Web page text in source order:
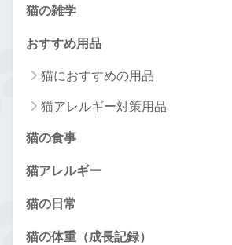
猫の雑学
おすすめ用品
猫におすすめの用品
猫アレルギー対策用品
猫の食事
猫アレルギー
猫の日常
猫の体重（成長記録）